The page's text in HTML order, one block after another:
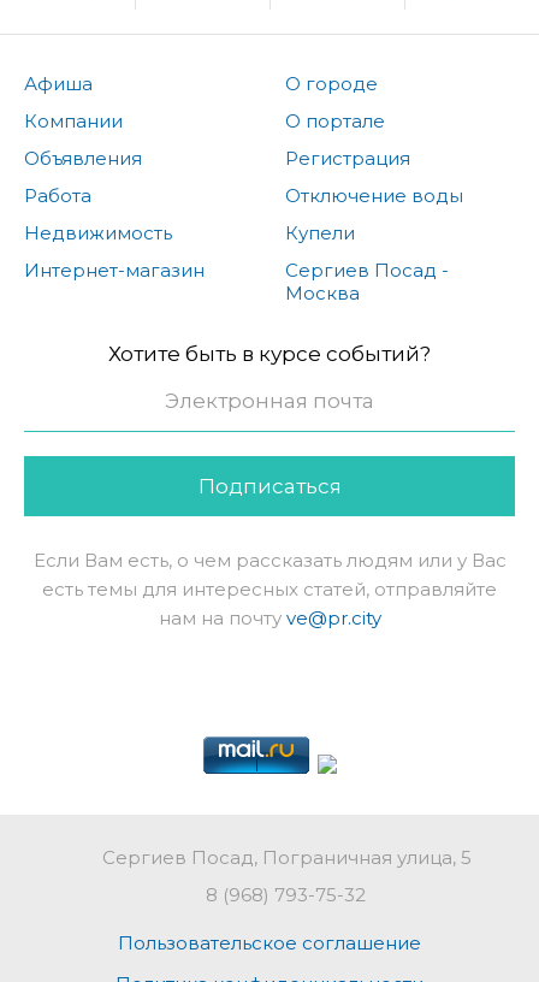
Афиша
Компании
Объявления
Работа
Недвижимость
Интернет-магазин
О городе
О портале
Регистрация
Отключение воды
Купели
Сергиев Посад -
Москва
Хотите быть в курсе событий?
Подписаться
Если Вам есть, о чем рассказать людям или у Вас
есть темы для интересных статей, отправляйте
нам на почту ve@pr.city
Сергиев Посад, Пограничная улица, 5
8 (968) 793-75-32
Пользовательское соглашение